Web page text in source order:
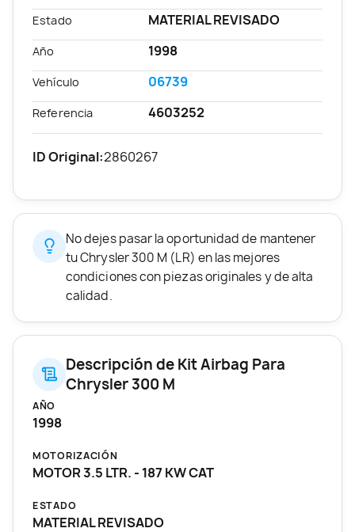
Estado MATERIAL REVISADO
Año 1998
Vehículo 06739
Referencia 4603252
ID Original:2860267
No dejes pasar la oportunidad de mantener
tu Chrysler 300 M (LR) en las mejores
condiciones con piezas originales y de alta
calidad.
Descripción de Kit Airbag Para
Chrysler 300 M
AÑO
1998
MOTORIZACIÓN
MOTOR 3.5 LTR. - 187 KW CAT
ESTADO
MATERIAL REVISADO